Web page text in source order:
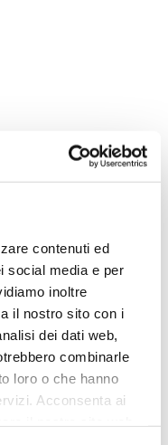
contenuti ed
social media e per
inoltre
il nostro sito con i
dei dati web,
combinarle
loro o che hanno
Acconsenta ai
stadio “Città di
Farsetti, alla